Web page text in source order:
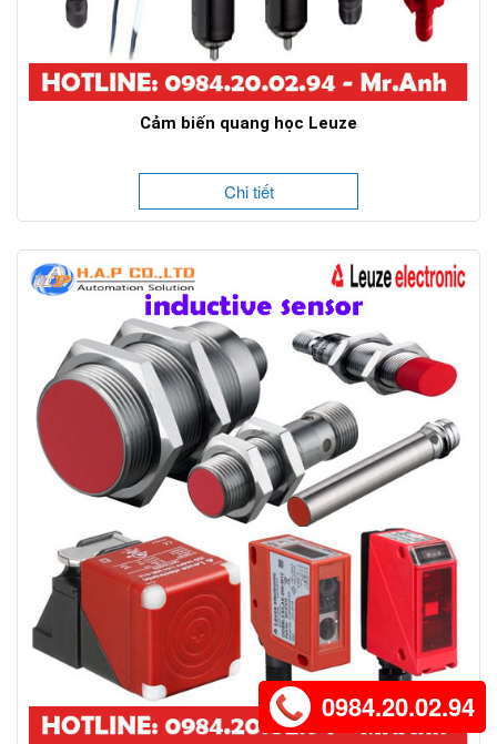
Cảm biến quang học Leuze
Chi tiết
0984.20.02.94